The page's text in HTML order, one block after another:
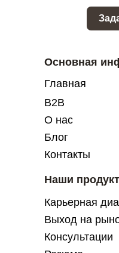
Главная
О нас
Блог
Основная
Наши
Контакты
B2B
Выход на
Карьерная
Консультации